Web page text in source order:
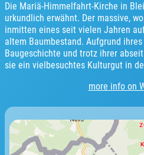
Die Mariä-Himmelfahrt-Kirche in
urkundlich erwähnt. Der massive,
inmitten eines seit vielen Jahren
altem Baumbestand. Aufgrund
Baugeschichte und trotz ihrer
sie ein vielbesuchtes Kulturgut in
more info on